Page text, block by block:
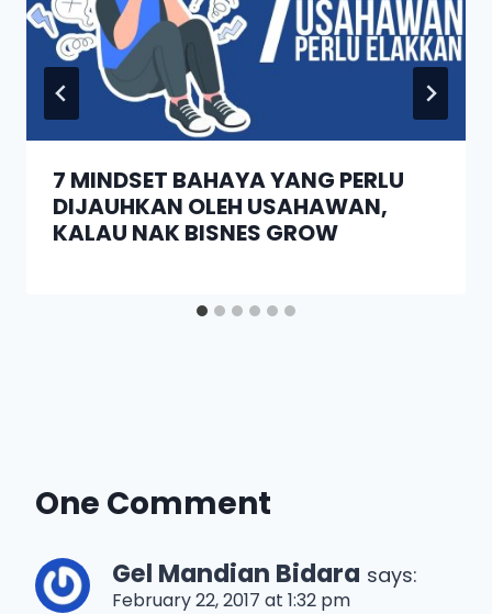
7 MINDSET BAHAYA YANG PERLU
DIJAUHKAN OLEH USAHAWAN,
KALAU NAK BISNES GROW
One Comment
Gel Mandian Bidara says:
February 22, 2017 at 1:32 pm